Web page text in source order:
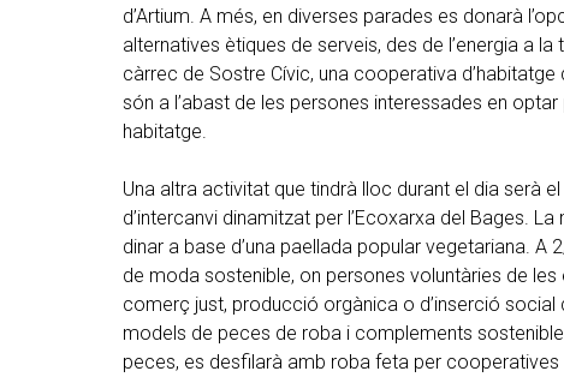
d’Artium. A més, en diverses parades es donarà
alternatives ètiques de serveis, des de l’energia a
càrrec de Sostre Cívic, una cooperativa
són a l’abast de les persones interessades en
habitatge.
Una altra activitat que tindrà lloc durant el dia serà
d’intercanvi dinamitzat per l’Ecoxarxa del Bages.
dinar a base d’una paellada popular vegetariana.
de moda sostenible, on persones voluntàries de
comerç just, producció orgànica o d’inserció social
models de peces de roba i complements
peces, es desfilarà amb roba feta per